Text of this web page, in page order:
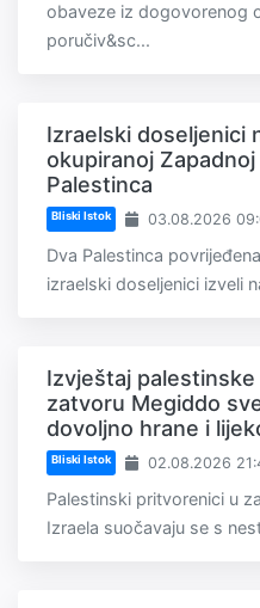
obaveze iz dogovorenog
poručiv&sc...
Izraelski doseljenici
okupiranoj
Palestinca
Bliski Istok 03.08.2026
Dva Palestinca
izraelski doseljenici izveli
Izvještaj
zatvoru Megiddo
dovoljno hrane i
Bliski Istok 02.08.2026
Palestinski pritvorenici u
Izraela suočavaju se s